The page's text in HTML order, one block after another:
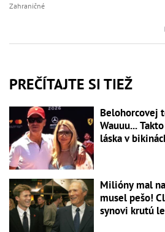
Zahraničné
PREČÍTAJTE SI TIEŽ
Belohorcovej
Wauuu...
láska v
Milióny mal
musel pešo!
synovi krutú